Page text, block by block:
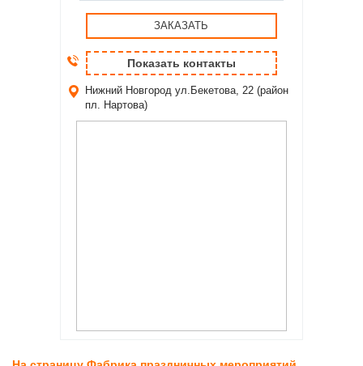
ЗАКАЗАТЬ
Показать контакты
Нижний Новгород ул.Бекетова, 22 (район
пл. Нартова)